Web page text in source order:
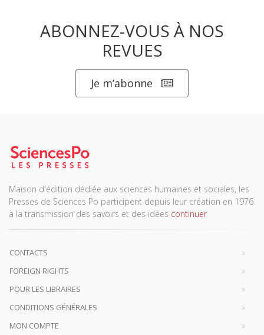
ABONNEZ-VOUS À NOS
REVUES
Je m’abonne
Maison d'édition dédiée aux sciences humaines et sociales, les
Presses de Sciences Po participent depuis leur création en 1976
à la transmission des savoirs et des idées continuer
CONTACTS
FOREIGN RIGHTS
POUR LES LIBRAIRES
CONDITIONS GÉNÉRALES
MON COMPTE